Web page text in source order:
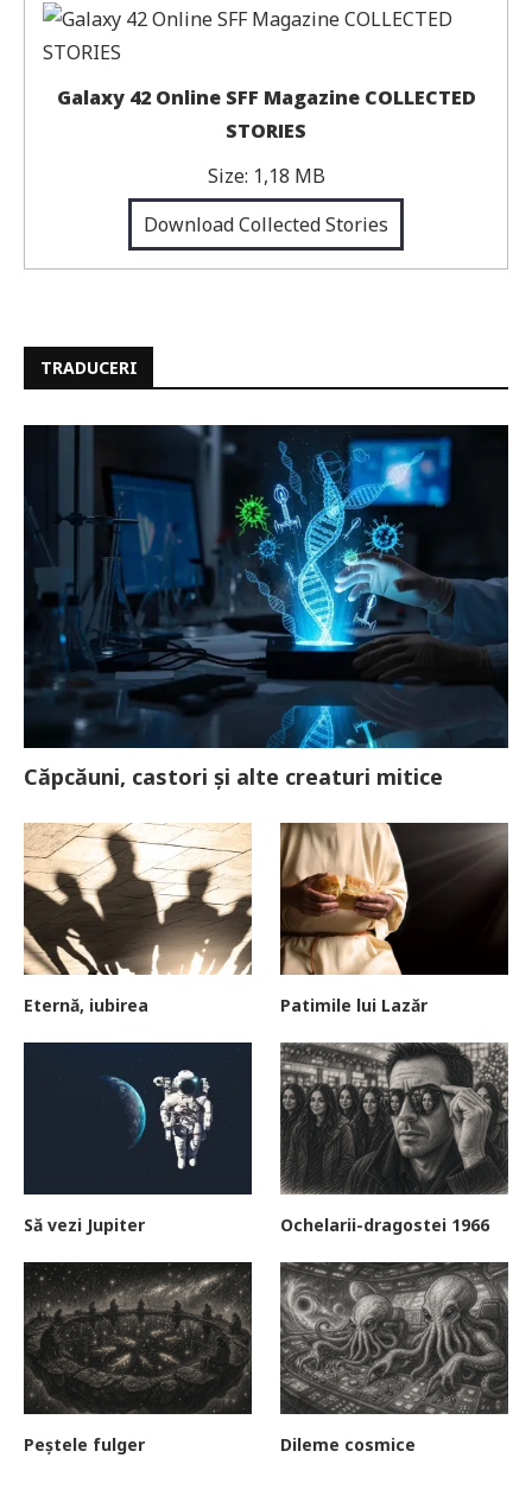
Galaxy 42 Online SFF Magazine COLLECTED
STORIES
Size: 1,18 MB
Download Collected Stories
TRADUCERI
Căpcăuni, castori și alte creaturi mitice
Eternă, iubirea Patimile lui Lazăr
Să vezi Jupiter Ochelarii-dragostei 1966
Peștele fulger Dileme cosmice